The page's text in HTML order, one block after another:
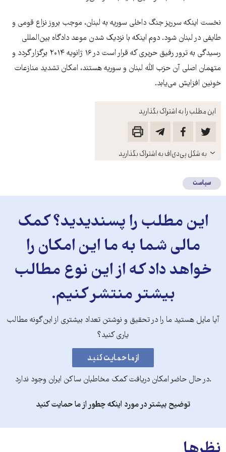
این مطلب را به اشتراک بگذارید
باز
کنید
به شکل پی‌دی‌اف به اشتراک بگذارید
نخست اینکه سرریز جنگ داخلی سوریه به لبنان، موجب بروز نزاع قومی و
طایفی در لبنان شود. دوم اینکه با نزدیک شدن موعد دادگاه بین‌المللی
رسیدگی به ترور رفیق حریری که قرار است در ۱۶ ژانویه ۲۰۱۴ برگزار گردد و
متهمان اصلی آن حزب الله لبنان و سوریه هستند، امکان تشدید منازعات
خونین افزایش می‌یابد.
سیاست
این مطلب را پسندیدید؟ کمک
مالی شما به ما این امکان را
خواهد داد که از این نوع مطالب
بیشتر منتشر کنیم.
آیا مایل هستید ما را در تحقیق و نوشتن تعداد بیشتری از این‌گونه مطالب
یاری کنید؟
.در حال حاضر امکان دریافت کمک مخاطبان ساکن ایران وجود ندارد
توضیح بیشتر در مورد اینکه چطور از ما حمایت کنید